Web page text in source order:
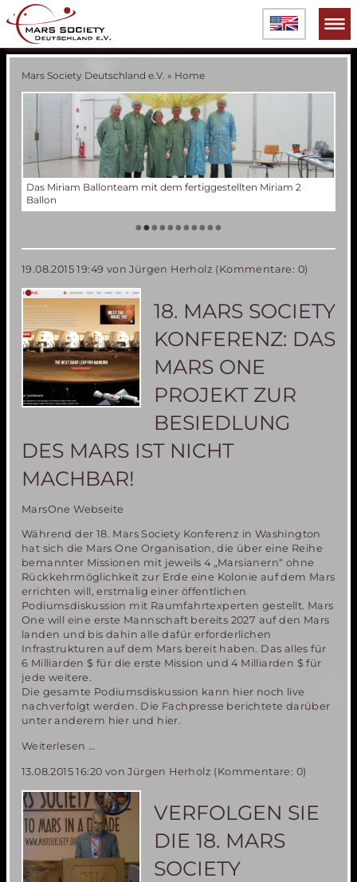
Mars Society Deutschland e.V. » Home
Verschiedene Phasen der Miriam 2 Ballonentwicklung
•••••••••••
19.08.2015 19:49 von Jürgen Herholz (Kommentare: 0)
18. MARS SOCIETY
KONFERENZ: DAS
MARS ONE
PROJEKT ZUR
BESIEDLUNG
DES MARS IST NICHT
MACHBAR!
MarsOne Webseite
Während der 18. Mars Society Konferenz in Washington
hat sich die Mars One Organisation, die über eine Reihe
bemannter Missionen mit jeweils 4 „Marsianern“ ohne
Rückkehrmöglichkeit zur Erde eine Kolonie auf dem Mars
errichten will, erstmalig einer öffentlichen
Podiumsdiskussion mit Raumfahrtexperten gestellt. Mars
One will eine erste Mannschaft bereits 2027 auf den Mars
landen und bis dahin alle dafür erforderlichen
Infrastrukturen auf dem Mars bereit haben. Das alles für
6 Milliarden $ für die erste Mission und 4 Milliarden $ für
jede weitere.
Die gesamte Podiumsdiskussion kann hier noch live
nachverfolgt werden. Die Fachpresse berichtete darüber
unter anderem hier und hier.
Weiterlesen …
Society
Konferenz:
Das
Mars
One
Projekt
zur
Besiedlung
13.08.2015 16:20 von Jürgen Herholz (Kommentare: 0)
VERFOLGEN SIE
DIE 18. MARS
SOCIETY